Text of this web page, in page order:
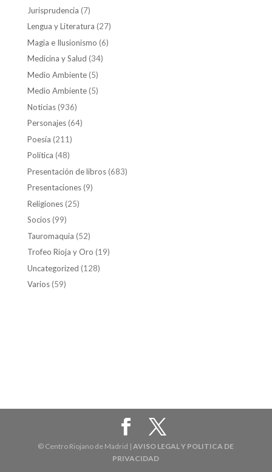
Jurisprudencia (7)
Lengua y Literatura (27)
Magia e Ilusionismo (6)
Medicina y Salud (34)
Medio Ambiente(5)
Medio Ambiente(5)
Noticias(936)
Personajes(64)
Poesía (211)
Política (48)
Presentación de libros(683)
Presentaciones(9)
Religiones(25)
Socios(99)
Tauromaquia (52)
Trofeo Rioja y Oro (19)
Uncategorized (128)
Varios(59)
© Centro Riojano de Madrid |AVISO LEGAL Y POLITICA DE
PRIVACIDAD